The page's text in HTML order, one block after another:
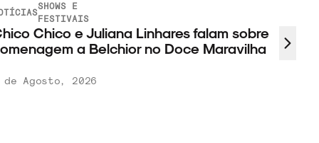
SHOWS E
FESTIVAIS
Chico e Juliana Linhares falam sobre
a Belchior no Doce Maravilha
de Agosto, 2026